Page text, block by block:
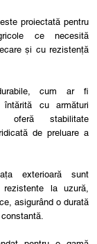
proiectată pentru
ce necesită
și cu rezistență
cum ar fi
cu armături
oferă stabilitate
de preluare a
exterioară sunt
la uzură,
asigurând o durată